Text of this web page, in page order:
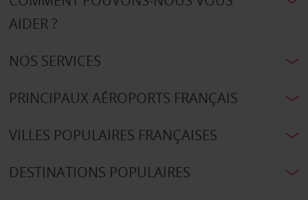
AIDER ?
NOS SERVICES
PRINCIPAUX AÉROPORTS FRANÇAIS
VILLES POPULAIRES FRANÇAISES
DESTINATIONS POPULAIRES